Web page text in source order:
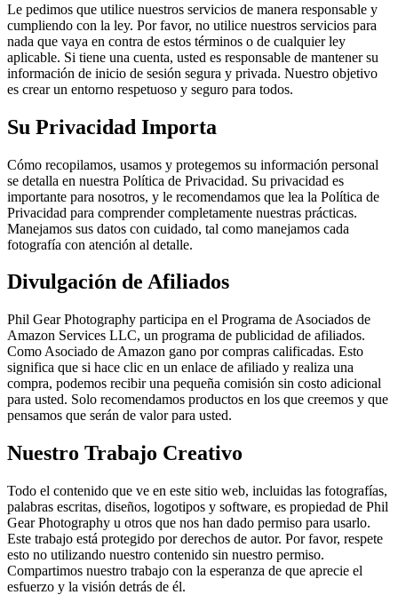
Le pedimos que utilice nuestros servicios de manera responsable y
cumpliendo con la ley. Por favor, no utilice nuestros servicios para
nada que vaya en contra de estos términos o de cualquier ley
aplicable. Si tiene una cuenta, usted es responsable de mantener su
información de inicio de sesión segura y privada. Nuestro objetivo
es crear un entorno respetuoso y seguro para todos.
Su Privacidad Importa
Cómo recopilamos, usamos y protegemos su información personal
se detalla en nuestra Política de Privacidad. Su privacidad es
importante para nosotros, y le recomendamos que lea la Política de
Privacidad para comprender completamente nuestras prácticas.
Manejamos sus datos con cuidado, tal como manejamos cada
fotografía con atención al detalle.
Divulgación de Afiliados
Phil Gear Photography participa en el Programa de Asociados de
Amazon Services LLC, un programa de publicidad de afiliados.
Como Asociado de Amazon gano por compras calificadas. Esto
significa que si hace clic en un enlace de afiliado y realiza una
compra, podemos recibir una pequeña comisión sin costo adicional
para usted. Solo recomendamos productos en los que creemos y que
pensamos que serán de valor para usted.
Nuestro Trabajo Creativo
Todo el contenido que ve en este sitio web, incluidas las fotografías,
palabras escritas, diseños, logotipos y software, es propiedad de Phil
Gear Photography u otros que nos han dado permiso para usarlo.
Este trabajo está protegido por derechos de autor. Por favor, respete
esto no utilizando nuestro contenido sin nuestro permiso.
Compartimos nuestro trabajo con la esperanza de que aprecie el
esfuerzo y la visión detrás de él.